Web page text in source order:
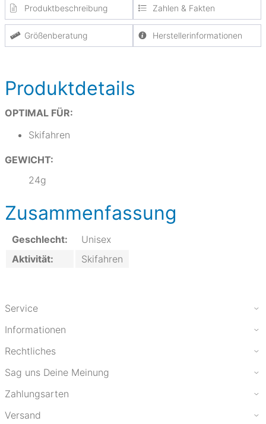
Produktbeschreibung Zahlen & Fakten
Größenberatung Herstellerinformationen
Produktdetails
OPTIMAL FÜR:
Skifahren
GEWICHT:
24g
Zusammenfassung
Geschlecht:
Unisex
Aktivität:
Skifahren
Service
Informationen
Rechtliches
Sag uns Deine Meinung
Zahlungsarten
Versand